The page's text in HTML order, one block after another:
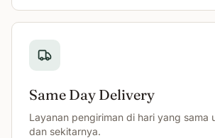
Same Day Delivery
Layanan pengiriman di hari yang sama
dan sekitarnya.